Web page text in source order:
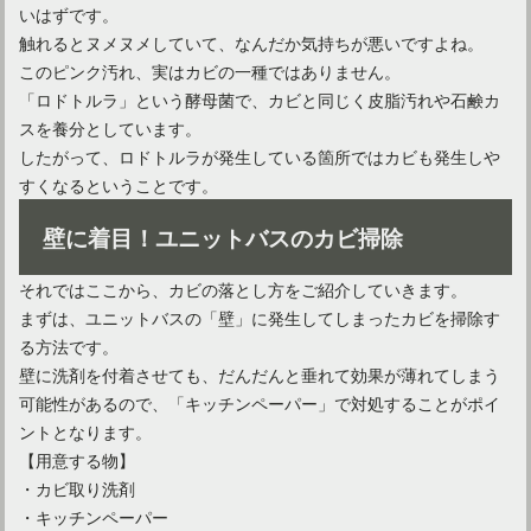
ユニットバスが寒い！天井や床に断熱材が使用されていない？
ユニットバスの故障！各部分の修理に必要になる費用は？
いはずです。
触れるとヌメヌメしていて、なんだか気持ちが悪いですよね。
このピンク汚れ、実はカビの一種ではありません。
「ロドトルラ」という酵母菌で、カビと同じく皮脂汚れや石鹸カ
スを養分としています。
したがって、ロドトルラが発生している箇所ではカビも発生しや
すくなるということです。
壁に着目！ユニットバスのカビ掃除
それではここから、カビの落とし方をご紹介していきます。
まずは、ユニットバスの「壁」に発生してしまったカビを掃除す
る方法です。
壁に洗剤を付着させても、だんだんと垂れて効果が薄れてしまう
可能性があるので、「キッチンペーパー」で対処することがポイ
ントとなります。
【用意する物】
・カビ取り洗剤
・キッチンペーパー